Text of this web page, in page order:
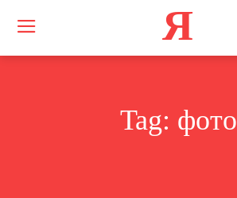
Я
Tag: фото